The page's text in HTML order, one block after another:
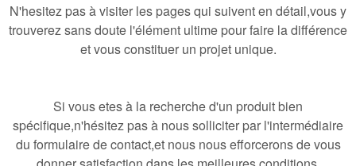
N'hesitez pas à visiter les pages qui suivent en détail,vous y
trouverez sans doute l'élément ultime pour faire la différence
et vous constituer un projet unique.
Si vous etes à la recherche d'un produit bien
spécifique,n'hésitez pas à nous solliciter par l'intermédiaire
du formulaire de contact,et nous nous efforcerons de vous